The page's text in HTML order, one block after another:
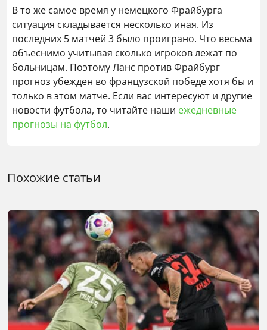
В то же самое время у немецкого Фрайбурга
ситуация складывается несколько иная. Из
последних 5 матчей 3 было проиграно. Что весьма
объеснимо учитывая сколько игроков лежат по
больницам. Поэтому Ланс против Фрайбург
прогноз убежден во французской победе хотя бы и
только в этом матче. Если вас интересуют и другие
новости футбола, то читайте наши ежедневные
прогнозы на футбол.
Похожие статьи